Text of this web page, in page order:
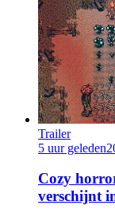
Trailer
5 uur geleden
Cozy
verschijnt